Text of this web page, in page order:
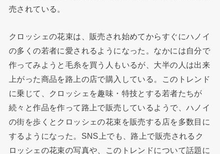
売されている。
クロッシェの花束は、販売され始めてからすぐにハノイ
の多くの若者に愛されるようになった。なかには自分で
作ってみようと毛糸を買う人もいるが、大半の人は出来
上がった商品を路上の店で購入している。このトレンド
に乗じて、クロッシェを趣味・特技とする若者たちが
続々と作品を作って路上で販売しているようで、ハノイ
の街を歩くとクロッシェの花束を販売する店を多数目に
するようになった。SNS上でも、路上で販売されるク
ロッシェの花束の写真や、このトレンドについて話題に